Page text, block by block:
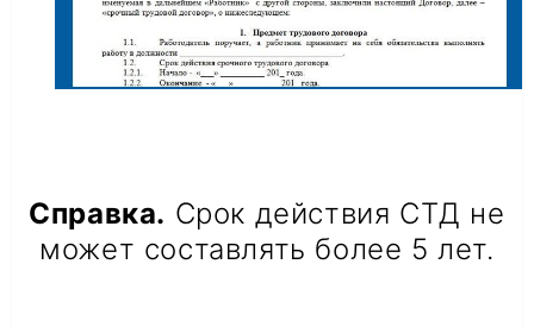
Справка. Срок действия СТД не
может составлять более 5 лет.